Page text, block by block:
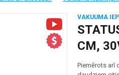
VAKUUMA
CM,
Piemērots arī